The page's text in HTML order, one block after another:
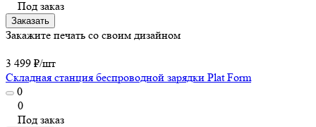
Под заказ
Заказать
Закажите печать со своим дизайном
3 499 ₽/шт
Складная станция беспроводной зарядки Plat Form
0
0
Под заказ